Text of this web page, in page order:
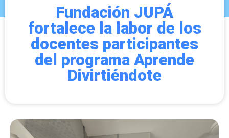
Fundación JUPÁ
fortalece la labor de los
docentes participantes
del programa Aprende
Divirtiéndote